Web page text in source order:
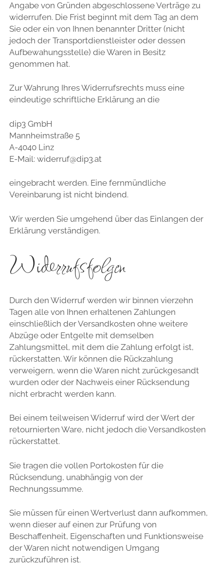
BLOG
öffnen
WAS IST AIRBRUSH MAKE-UP?
NAGELFOLIE IM TEST
BIST DU EIN WARMER ODER KÜHLER TYP?
TIPPS FÜR DEINE HAUTPFLEGE VOR DER HOCHZEIT
LOCKEN SELBST GEMACHT MIT DEM GLÄTTEISEN
MEINE LIEBLINGSHEISSGERÄTE
ORDNUNG IM KLEIDERSCHRANK
FAQ UND BUCHUNGSINFORMATIONEN
RECOMMENDATION
GESCHENKGUTSCHEIN
MEHR VON ERIS …
WIDERRUFSBELEHRUNG
DATENSCHUTZ
Angabe von Gründen abgeschlossene Verträge zu
widerrufen. Die Frist beginnt mit dem Tag an dem
Sie oder ein von Ihnen benannter Dritter (nicht
jedoch der Transportdienstleister oder dessen
Aufbewahungsstelle) die Waren in Besitz
genommen hat.
Zur Wahrung Ihres Widerrufsrechts muss eine
eindeutige schriftliche Erklärung an die
dip3 GmbH
Mannheimstraße 5
A-4040 Linz
E-Mail: widerruf@dip3.at
eingebracht werden. Eine fernmündliche
Vereinbarung ist nicht bindend.
Wir werden Sie umgehend über das Einlangen der
Erklärung verständigen.
Widerrufsfolgen
Durch den Widerruf werden wir binnen vierzehn
Tagen alle von Ihnen erhaltenen Zahlungen
einschließlich der Versandkosten ohne weitere
Abzüge oder Entgelte mit demselben
Zahlungsmittel, mit dem die Zahlung erfolgt ist,
rückerstatten. Wir können die Rückzahlung
verweigern, wenn die Waren nicht zurückgesandt
wurden oder der Nachweis einer Rücksendung
nicht erbracht werden kann.
Bei einem teilweisen Widerruf wird der Wert der
retournierten Ware, nicht jedoch die Versandkosten
rückerstattet.
Sie tragen die vollen Portokosten für die
Rücksendung, unabhängig von der
Rechnungssumme.
Sie müssen für einen Wertverlust dann aufkommen,
wenn dieser auf einen zur Prüfung von
Beschaffenheit, Eigenschaften und Funktionsweise
der Waren nicht notwendigen Umgang
zurückzuführen ist.